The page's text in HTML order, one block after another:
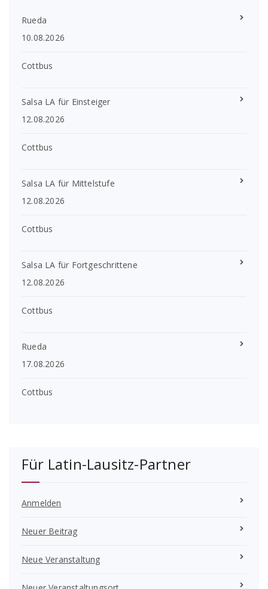
Rueda
10.08.2026
Cottbus
Salsa LA für Einsteiger
12.08.2026
Cottbus
Salsa LA für Mittelstufe
12.08.2026
Cottbus
Salsa LA für Fortgeschrittene
12.08.2026
Cottbus
Rueda
17.08.2026
Cottbus
Für Latin-Lausitz-Partner
Anmelden
Neuer Beitrag
Neue Veranstaltung